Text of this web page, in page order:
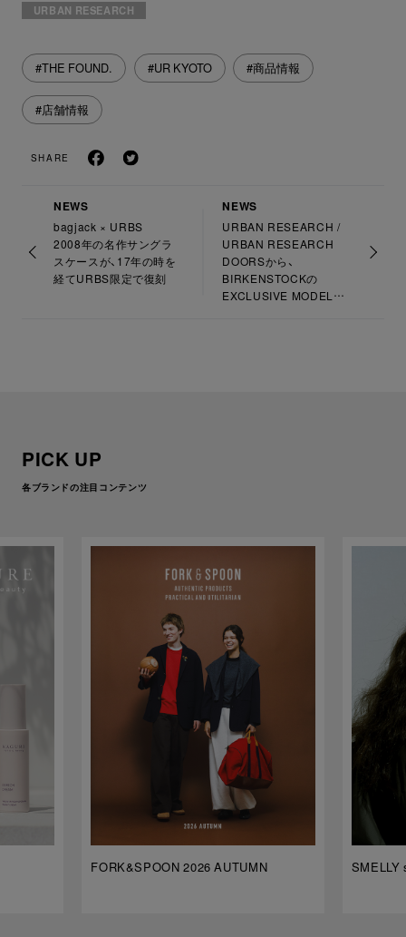
URBAN RESEARCH
#THE FOUND. #UR KYOTO #商品情報
#店舗情報
SHARE
NEWS
bagjack × URBS
2008年の名作サングラ
スケースが、17年の時を
経てURBS限定で復刻
NEWS
URBAN RESEARCH /
URBAN RESEARCH
DOORSから、
BIRKENSTOCKの
EXCLUSIVE MODELと
PICK UP
各ブランドの注目コンテンツ
FORK&SPOON 2026 AUTUMN SMELLY